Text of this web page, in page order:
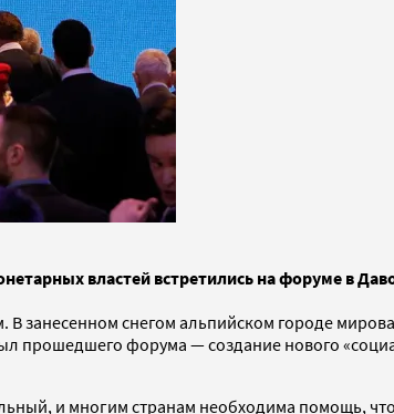
властей встретились на форуме в
занесенном снегом альпийском городе
прошедшего форума — создание нового
и многим странам необходима помощь,